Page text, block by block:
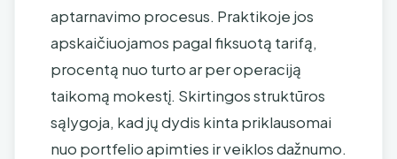
aptarnavimo procesus. Praktikoje jos
apskaičiuojamos pagal fiksuotą tarifą,
procentą nuo turto ar per operaciją
taikomą mokestį. Skirtingos struktūros
sąlygoja, kad jų dydis kinta priklausomai
nuo portfelio apimties ir veiklos dažnumo.